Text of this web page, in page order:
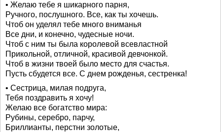
• Желаю тебе я шикарного парня,
Ручного, послушного. Все, как ты хочешь.
Чтоб он уделял тебе много вниманья
Все дни, и конечно, чудесные ночи.
Чтоб с ним ты была королевой всевластной
Прикольной, отличной, красивой девчонкой.
Чтоб в жизни твоей было место для счастья.
Пусть сбудется все. С днем рожденья, сестренка!
• Сестрица, милая подруга,
Тебя поздравить я хочу!
Желаю все богатство мира:
Рубины, серебро, парчу,
Бриллианты, перстни золотые,